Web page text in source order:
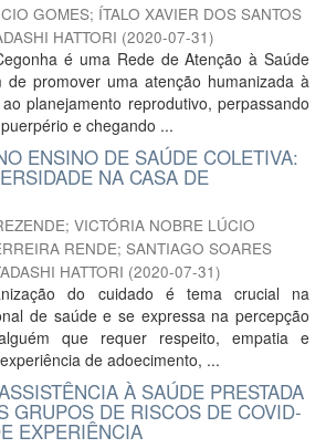
GOMES; ÍTALO XAVIER DOS SANTOS
HATTORI (2020-07-31)
é uma Rede de Atenção à Saúde
de promover uma atenção humanizada à
planejamento reprodutivo, perpassando
e chegando ...
ENSINO DE SAÚDE COLETIVA:
NA CASA DE
; VICTÓRIA NOBRE LÚCIO
RENDE; SANTIAGO SOARES
HATTORI (2020-07-31)
do cuidado é tema crucial na
de saúde e se expressa na percepção
que requer respeito, empatia e
de adoecimento, ...
À SAÚDE PRESTADA
GRUPOS DE RISCOS DE COVID-
EXPERIÊNCIA